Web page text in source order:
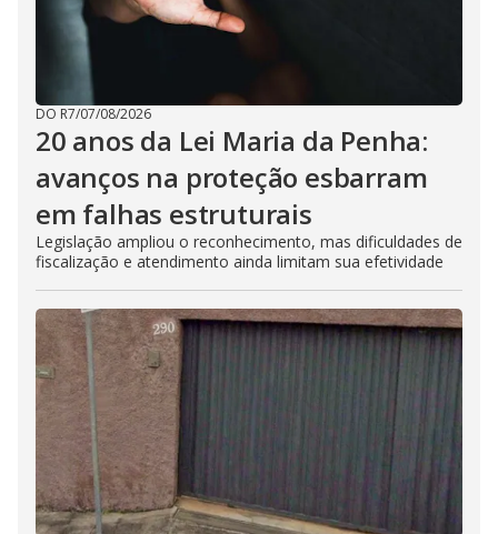
DO R7/07/08/2026
20 anos da Lei Maria da Penha:
avanços na proteção esbarram
em falhas estruturais
Legislação ampliou o reconhecimento, mas dificuldades de
fiscalização e atendimento ainda limitam sua efetividade